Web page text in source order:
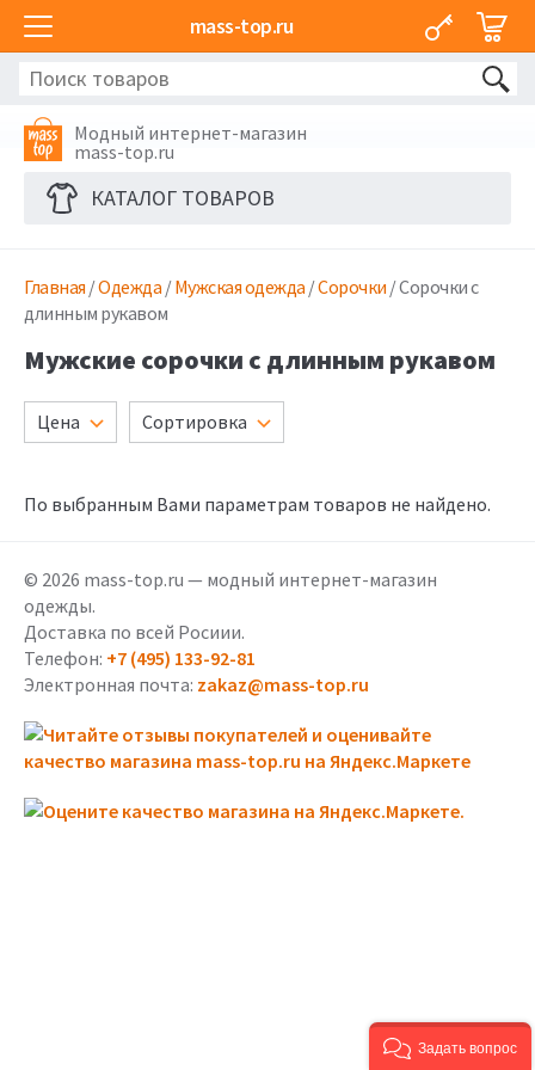
mass-top.ru
Модный интернет-магазин
mass-top.ru
КАТАЛОГ ТОВАРОВ
Главная /Одежда /Мужская одежда /Сорочки / Сорочки с
длинным рукавом
Мужские сорочки с длинным рукавом
Цена Сортировка
По выбранным Вами параметрам товаров не найдено.
© 2026 mass-top.ru — модный интернет-магазин
одежды.
Доставка по всей Росиии.
Телефон: +7 (495) 133-92-81
Электронная почта: zakaz@mass-top.ru
Задать вопрос